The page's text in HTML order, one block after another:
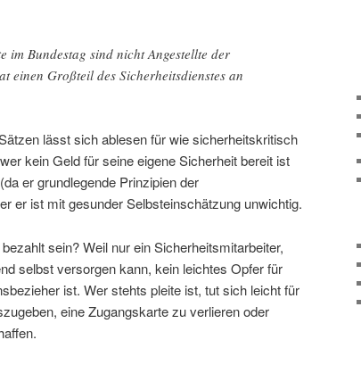
im Bundestag sind nicht Angestellte der
einen Großteil des Sicherheitsdienstes an
lässt sich ablesen für wie sicherheitskritisch
kein Geld für seine eigene Sicherheit bereit ist
er grundlegende Prinzipien der
er ist mit gesunder Selbsteinschätzung unwichtig.
sein? Weil nur ein Sicherheitsmitarbeiter,
selbst versorgen kann, kein leichtes Opfer für
ist. Wer stehts pleite ist, tut sich leicht für
eine Zugangskarte zu verlieren oder